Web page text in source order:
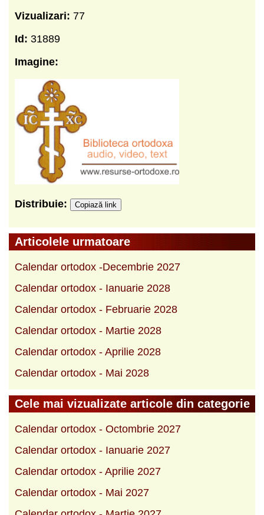
Vizualizari: 77
Id: 31889
Imagine:
Distribuie: Copiază link
Articolele urmatoare
Calendar ortodox -Decembrie 2027
Calendar ortodox - Ianuarie 2028
Calendar ortodox - Februarie 2028
Calendar ortodox - Martie 2028
Calendar ortodox - Aprilie 2028
Calendar ortodox - Mai 2028
Cele mai vizualizate articole din categorie
Calendar ortodox - Octombrie 2027
Calendar ortodox - Ianuarie 2027
Calendar ortodox - Aprilie 2027
Calendar ortodox - Mai 2027